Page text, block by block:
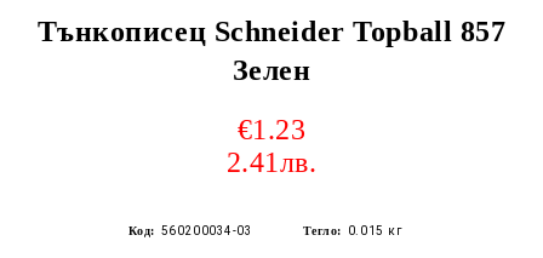
Тънкописец Schneider Topball 857
Зелен
€1.23
2.41лв.
Код: 560200034-03 Тегло: 0.015 кг